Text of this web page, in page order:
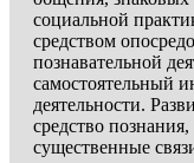
социальной
средством
познавательной
самостоятельный
деятельности.
средство
существенные